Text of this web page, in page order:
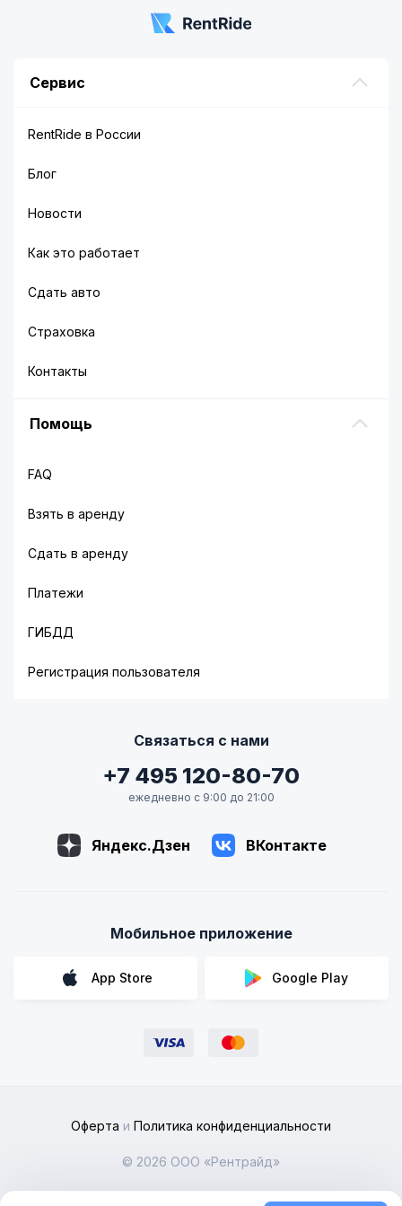
Сервис
RentRide в России
Блог
Новости
Как это работает
Сдать авто
Страховка
Контакты
Помощь
FAQ
Взять в аренду
Сдать в аренду
Платежи
ГИБДД
Регистрация пользователя
Связаться с нами
+7 495 120-80-70
ежедневно с 9:00 до 21:00
Яндекс.Дзен ВКонтакте
Мобильное приложение
App Store Google Play
Оферта и Политика конфиденциальности
© 2026 ООО «Рентрайд»